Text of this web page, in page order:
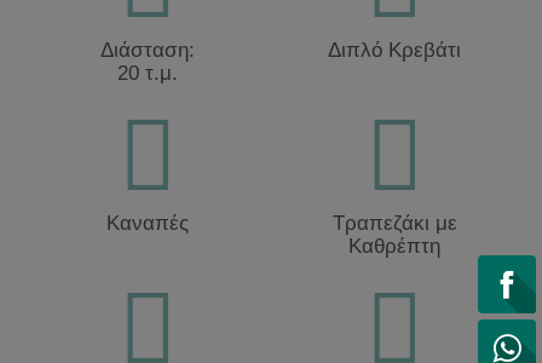
Διάσταση:
20 τ.μ.
Διπλό Κρεβάτι
Καναπές
Τραπεζάκι με
Καθρέπτη